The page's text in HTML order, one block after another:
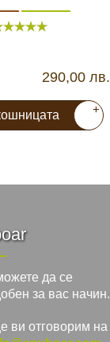
290,00 лв.
+
да се
за вас начин.
ви отговорим на